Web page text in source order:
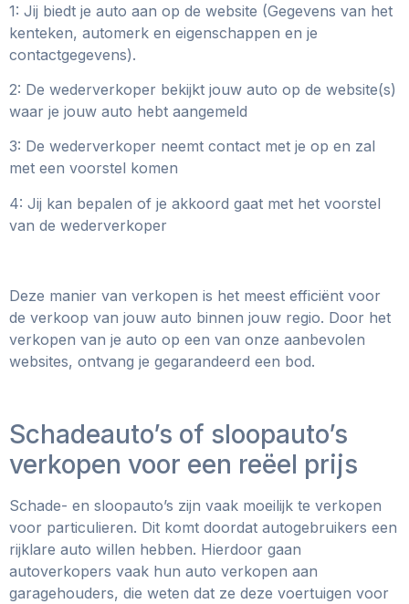
1: Jij biedt je auto aan op de website (Gegevens van het
kenteken, automerk en eigenschappen en je
contactgegevens).
2: De wederverkoper bekijkt jouw auto op de website(s)
waar je jouw auto hebt aangemeld
3: De wederverkoper neemt contact met je op en zal
met een voorstel komen
4: Jij kan bepalen of je akkoord gaat met het voorstel
van de wederverkoper
Deze manier van verkopen is het meest efficiënt voor
de verkoop van jouw auto binnen jouw regio. Door het
verkopen van je auto op een van onze aanbevolen
websites, ontvang je gegarandeerd een bod.
Schadeauto’s of sloopauto’s
verkopen voor een reëel prijs
Schade- en sloopauto’s zijn vaak moeilijk te verkopen
voor particulieren. Dit komt doordat autogebruikers een
rijklare auto willen hebben. Hierdoor gaan
autoverkopers vaak hun auto verkopen aan
garagehouders, die weten dat ze deze voertuigen voor